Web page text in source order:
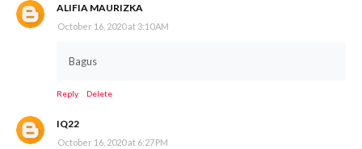
ALIFIA MAURIZKA
October 16, 2020 at 3:10 AM
Bagus
Reply Delete
IQ22
October 16, 2020 at 6:27 PM